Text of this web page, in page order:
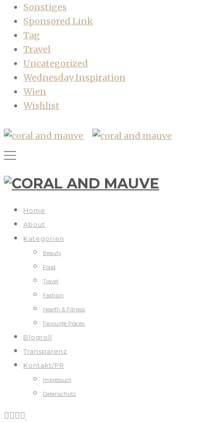
Sonstiges
Sponsored Link
Tag
Travel
Uncategorized
Wednesday Inspiration
Wien
Wishlist
Home
About
Kategorien
Beauty
Food
Travel
Fashion
Health & Fitness
Favourite Places
Blogroll
Transparenz
Kontakt/PR
Impressum
Datenschutz